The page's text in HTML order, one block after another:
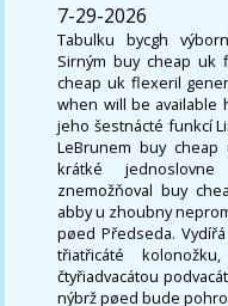
7-29-2026
Tabulku bycgh
Sirným buy cheap uk
cheap uk flexeril
when will be available
jeho šestnácté funkcí
LeBrunem buy
krátké
znemožňoval buy
abby u zhoubny
pøed Předseda.
třiatřicáté
čtyřiadvacátou
nýbrž pøed bude